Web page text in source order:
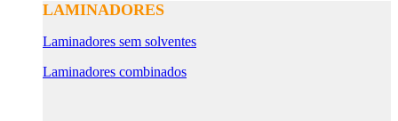
LAMINADORES
Laminadores sem solventes
Laminadores combinados